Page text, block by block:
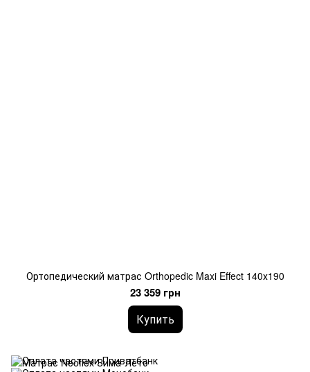
Ортопедический матрас Orthopedic Maxi Effect 140х190
23 359 грн
Купить